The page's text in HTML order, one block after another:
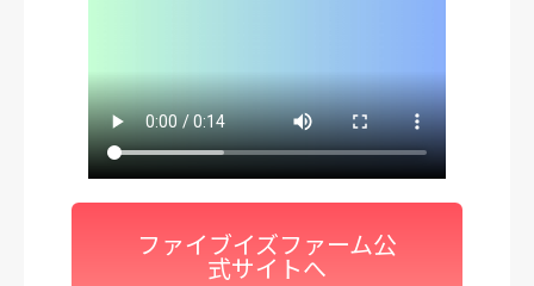
ファイブイズファーム公
式サイトへ